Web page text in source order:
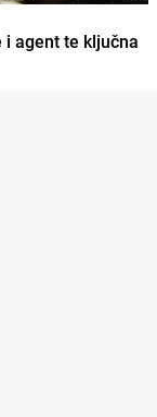
agent te ključna